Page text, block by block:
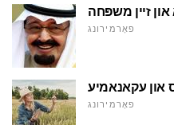
זיין משפּחה
פאָרמירונג
און עקאנאמיע
פאָרמירונג